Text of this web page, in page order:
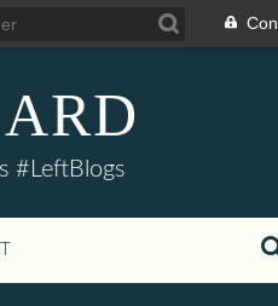
#LeftBlogs